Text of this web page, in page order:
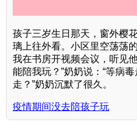
孩子三岁生日那天，窗外樱
璃上往外看。小区里空荡荡
我在书房开视频会议，听见
能陪我玩？”奶奶说：“等病
走？”奶奶沉默了很久。
疫情期间没去陪孩子玩